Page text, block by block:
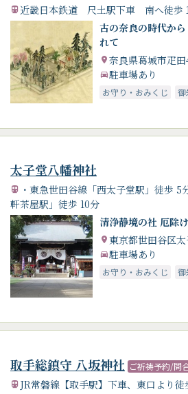
近畿日本鉄道 尺土駅下車 南へ徒歩
古の奈良の時代か
れて
奈良県葛城市疋
駐車場あり
お守り・おみくじ 御
太子堂八幡神社
・東急世田谷線「西太子堂駅」徒歩
軒茶屋駅」徒歩 10分
清浄静境の社 厄除
東京都世田谷区
駐車場あり
お守り・おみくじ 御
取手総鎮守 八坂神社 ご祈祷予約/問
JR常磐線【取手駅】下車、東口より徒